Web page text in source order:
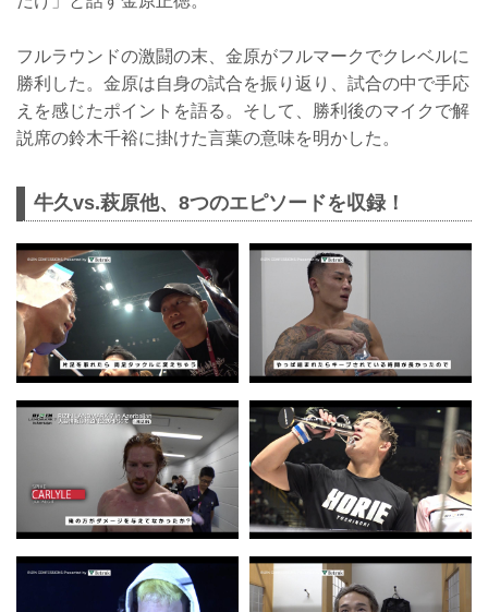
フルラウンドの激闘の末、金原がフルマークでクレベルに
勝利した。金原は自身の試合を振り返り、試合の中で手応
えを感じたポイントを語る。そして、勝利後のマイクで解
説席の鈴木千裕に掛けた言葉の意味を明かした。
牛久vs.萩原他、8つのエピソードを収録！